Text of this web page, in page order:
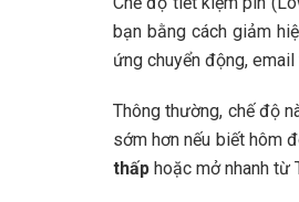
bạn bằng cách giảm
ứng chuyển động,
Thông thường, chế độ
sớm hơn nếu biết hôm
thấp hoặc mở nhanh từ